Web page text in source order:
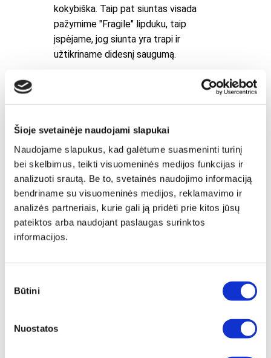
Šioje svetainėje naudojami slapukai
Naudojame slapukus, kad galėtume suasmeninti turinį
bei skelbimus, teikti visuomeninės medijos funkcijas ir
analizuoti srautą. Be to, svetainės naudojimo informaciją
bendriname su visuomeninės medijos, reklamavimo ir
analizės partneriais, kurie gali ją pridėti prie kitos jūsų
pateiktos arba naudojant paslaugas surinktos
informacijos.
pasirinkimas
Būtini
Nuostatos
kokybiška. Taip pat siuntas visada
pažymime "Fragile" lipduku, taip
įspėjame, jog siunta yra trapi ir
užtikriname didesnį saugumą.